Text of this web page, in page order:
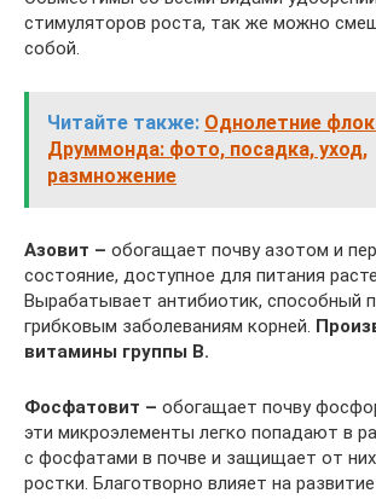
стимуляторов роста, так же можно
собой.
Читайте также: Однолетние
Друммонда: фото, посадка, уход,
размножение
Азовит – обогащает почву азотом и
состояние, доступное для питания
Вырабатывает антибиотик, способный
грибковым заболеваниям корней.
витамины группы В.
Фосфатовит – обогащает почву
эти микроэлементы легко попадают в
с фосфатами в почве и защищает от
ростки. Благотворно влияет на